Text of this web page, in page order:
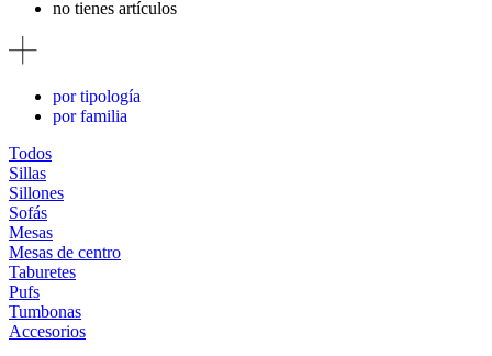
no tienes artículos
por tipología
por familia
Todos
Sillas
Sillones
Sofás
Mesas
Mesas de centro
Taburetes
Pufs
Tumbonas
Accesorios